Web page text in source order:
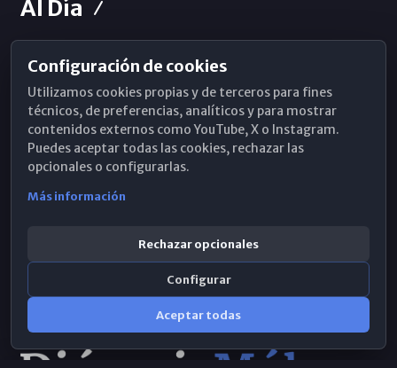
Al Día
Horarios de Misa
Hemeroteca
WhatsApp
Configuración de cookies
Utilizamos cookies propias y de terceros para fines
técnicos, de preferencias, analíticos y para mostrar
contenidos externos como YouTube, X o Instagram.
Puedes aceptar todas las cookies, rechazar las
opcionales o configurarlas.
Más información
Rechazar opcionales
Configurar
Aceptar todas